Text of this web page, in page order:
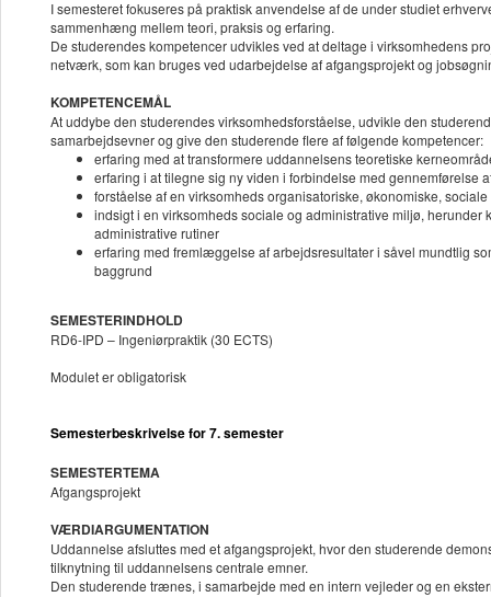
I semesteret fokuseres på praktisk anvendelse af de under studiet
sammenhæng mellem teori, praksis og erfaring.
De studerendes kompetencer udvikles ved at deltage i virksomhedens
netværk, som kan bruges ved udarbejdelse af afgangsprojekt og
KOMPETENCEMÅL
At uddybe den studerendes virksomhedsforståelse, udvikle den
samarbejdsevner og give den studerende flere af følgende kompetencer:
erfaring med at transformere uddannelsens teoretiske
erfaring i at tilegne sig ny viden i forbindelse med gennemførelse
forståelse af en virksomheds organisatoriske, økonomiske,
indsigt i en virksomheds sociale og administrative miljø,
administrative rutiner
erfaring med fremlæggelse af arbejdsresultater i såvel mundtlig
baggrund
SEMESTERINDHOLD
RD6-IPD – Ingeniørpraktik (30 ECTS)
Modulet er obligatorisk
Semesterbeskrivelse for 7. semester
SEMESTERTEMA
Afgangsprojekt
VÆRDIARGUMENTATION
Uddannelse afsluttes med et afgangsprojekt, hvor den studerende
tilknytning til uddannelsens centrale emner.
Den studerende trænes, i samarbejde med en intern vejleder og en